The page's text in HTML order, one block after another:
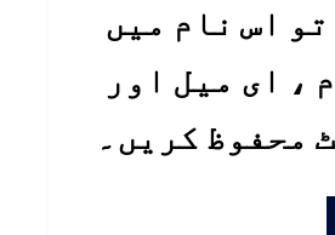
اس نام میں
، ای میل اور
محفوظ کریں۔